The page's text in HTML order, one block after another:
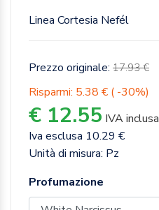
Linea Cortesia Nefél
Prezzo originale: 17.93 €
Risparmi: 5.38 € ( -30%)
€ 12.55 IVA inclusa
Iva esclusa 10.29 €
Unità di misura: Pz
Profumazione